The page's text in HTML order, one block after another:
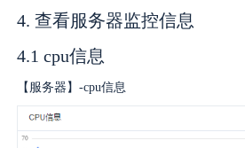
4. 查看服务器监控信息
4.1 cpu信息
【服务器】-cpu信息